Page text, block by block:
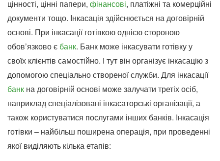
цінності, цінні папери, фінансові, платіжні та комерційні
документи тощо. Інкасація здійснюється на договірній
основі. При інкасації готівкою однією стороною
обов’язково є банк. Банк може інкасувати готівку у
своїх клієнтів самостійно. І тут він організує інкасацію з
допомогою спеціально створеної служби. Для інкасації
банк на договірній основі може залучати третіх осіб,
наприклад спеціалізовані інкасаторські організації, а
також користуватися послугами інших банків. Інкасація
готівки – найбільш поширена операція, при проведенні
якої виділяють кілька етапів: